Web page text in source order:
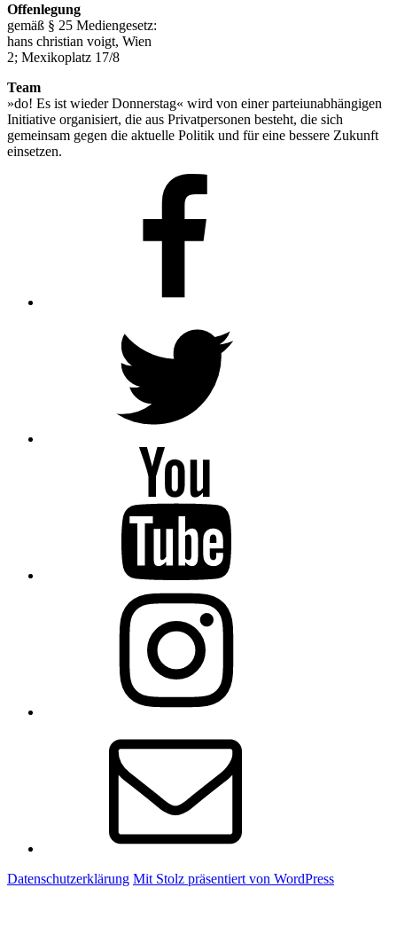
Offenlegung
gemäß § 25 Mediengesetz:
hans christian voigt, Wien
2; Mexikoplatz 17/8
Team
»do! Es ist wieder Donnerstag« wird von einer parteiunabhängigen
Initiative organisiert, die aus Privatpersonen besteht, die sich
gemeinsam gegen die aktuelle Politik und für eine bessere Zukunft
einsetzen.
Datenschutzerklärung Mit Stolz präsentiert von WordPress